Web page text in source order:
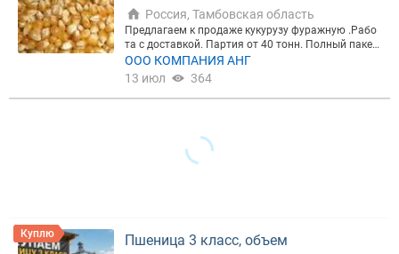
Цена, ₽
Россия, Тамбовская область
Предлагаем к продаже кукурузу фуражную .Рабо
та с доставкой. Партия от 40 тонн. Полный пакет
документов, НДС. Возможна отгрузка в таре (меш
ки, биг беги).
ООО КОМПАНИЯ АНГ
13 июл
364
Куплю Пшеница 3 класс, объем